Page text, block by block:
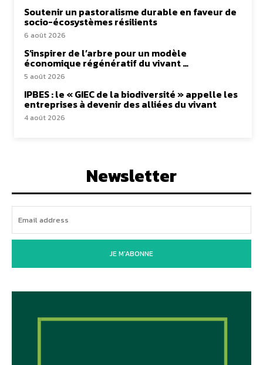
Soutenir un pastoralisme durable en faveur de
socio-écosystèmes résilients
6 août 2026
S’inspirer de l’arbre pour un modèle
économique régénératif du vivant …
5 août 2026
IPBES : le « GIEC de la biodiversité » appelle les
entreprises à devenir des alliées du vivant
4 août 2026
Newsletter
JE M'ABONNE